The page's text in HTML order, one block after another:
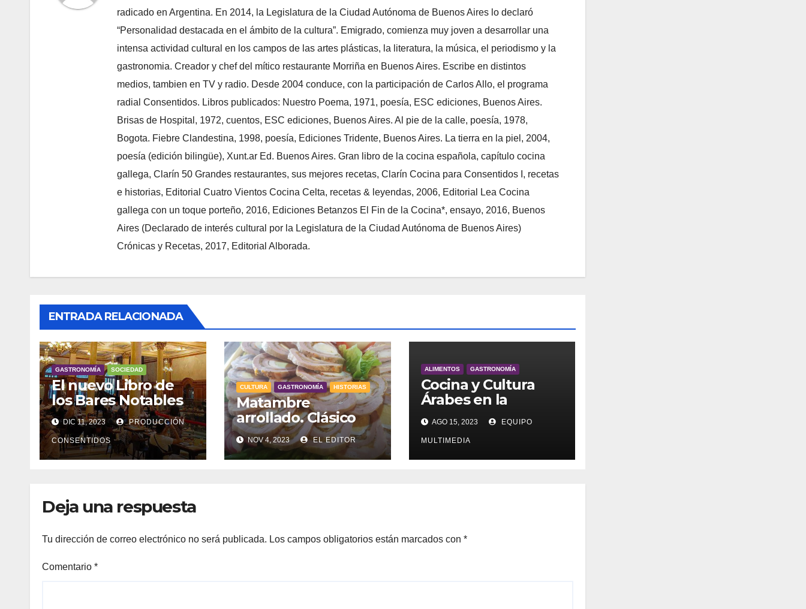
radicado en Argentina. En 2014, la Legislatura de la Ciudad Autónoma de Buenos Aires lo declaró
“Personalidad destacada en el ámbito de la cultura”. Emigrado, comienza muy joven a desarrollar una
intensa actividad cultural en los campos de las artes plásticas, la literatura, la música, el periodismo y la
gastronomia. Creador y chef del mítico restaurante Morriña en Buenos Aires. Escribe en distintos
medios, tambien en TV y radio. Desde 2004 conduce, con la participación de Carlos Allo, el programa
radial Consentidos. Libros publicados: Nuestro Poema, 1971, poesía, ESC ediciones, Buenos Aires.
Brisas de Hospital, 1972, cuentos, ESC ediciones, Buenos Aires. Al pie de la calle, poesía, 1978,
Bogota. Fiebre Clandestina, 1998, poesía, Ediciones Tridente, Buenos Aires. La tierra en la piel, 2004,
poesía (edición bilingüe), Xunt.ar Ed. Buenos Aires. Gran libro de la cocina española, capítulo cocina
gallega, Clarín 50 Grandes restaurantes, sus mejores recetas, Clarín Cocina para Consentidos I, recetas
e historias, Editorial Cuatro Vientos Cocina Celta, recetas & leyendas, 2006, Editorial Lea Cocina
gallega con un toque porteño, 2016, Ediciones Betanzos El Fin de la Cocina*, ensayo, 2016, Buenos
Aires (Declarado de interés cultural por la Legislatura de la Ciudad Autónoma de Buenos Aires)
Crónicas y Recetas, 2017, Editorial Alborada.
ENTRADA RELACIONADA
GASTRONOMÍA SOCIEDAD
El nuevo Libro de
los Bares Notables
DIC 11, 2023 PRODUCCIÓN
CONSENTIDOS
CULTURA GASTRONOMÍA HISTORIAS
Matambre
arrollado. Clásico
argentino
NOV 4, 2023 EL EDITOR
ALIMENTOS GASTRONOMÍA
Cocina y Cultura
Árabes en la
Argentina
AGO 15, 2023 EQUIPO
MULTIMEDIA
Deja una respuesta
Tu dirección de correo electrónico no será publicada. Los campos obligatorios están marcados con *
Comentario *